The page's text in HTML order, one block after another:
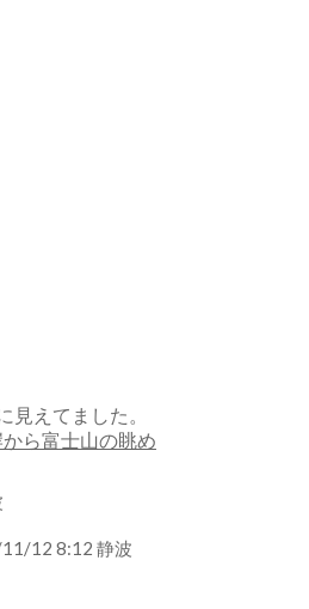
見えてました。
12 8:12 静波